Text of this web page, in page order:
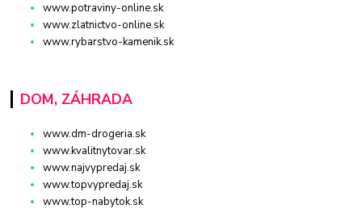
www.potraviny-online.sk
www.zlatnictvo-online.sk
www.rybarstvo-kamenik.sk
DOM, ZÁHRADA
www.dm-drogeria.sk
www.kvalitnytovar.sk
www.najvypredaj.sk
www.topvypredaj.sk
www.top-nabytok.sk